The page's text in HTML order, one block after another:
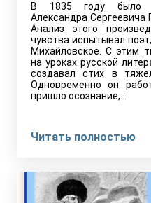
В 1835 году было
Александра Сергеевича
Анализ этого
чувства испытывал
Михайловское. С этим
на уроках русской
создавал стих в
Одновременно он
пришло осознание,…
Читать полностью